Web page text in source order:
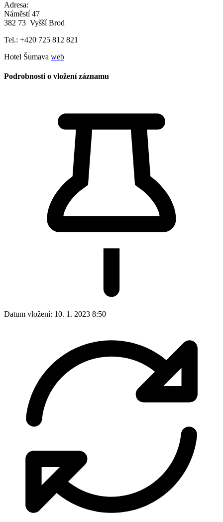
Adresa:
Náměstí 47
382 73 Vyšší Brod
Tel.: +420 725 812 821
Hotel Šumava web
Podrobnosti o vložení záznamu
Datum vložení: 10. 1. 2023 8:50